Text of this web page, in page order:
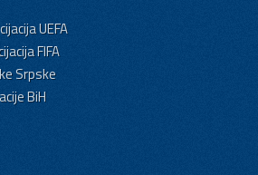
UEFA
FIFA
Srpske
BiH